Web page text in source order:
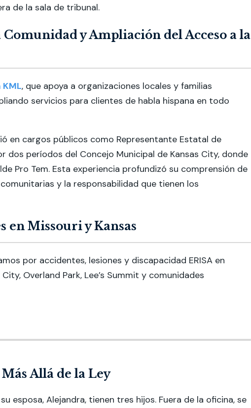
de la sala de tribunal.
y Ampliación del Acceso a la
, que apoya a organizaciones locales y familias
servicios para clientes de habla hispana en todo
en cargos públicos como Representante Estatal de
dos períodos del Concejo Municipal de Kansas City, donde
Pro Tem. Esta experiencia profundizó su comprensión de
y la responsabilidad que tienen los
en Missouri y Kansas
por accidentes, lesiones y discapacidad ERISA en
Overland Park, Lee’s Summit y comunidades
Allá de la Ley
su esposa, Alejandra, tienen tres hijos. Fuera de la oficina, se